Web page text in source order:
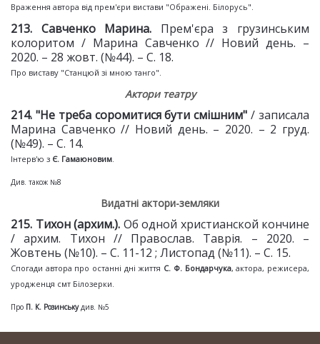
Враження автора від прем'єри вистави "Ображені. Білорусь".
213. Савченко Марина. Прем'єра з грузинським
колоритом / Марина Савченко // Новий день. –
2020. – 28 жовт. (№44). – С. 18.
Про виставу "Станцюй зі мною танго".
Актори театру
214. "Не треба соромитися бути смішним"/ записала
Марина Савченко // Новий день. – 2020. – 2 груд.
(№49). – С. 14.
Інтерв'ю з Є. Гамаюновим.
Див. також №8
Видатні актори-земляки
215. Тихон (архим.). Об одной христианской кончине
/ архим. Тихон // Православ. Таврія. – 2020. –
Жовтень (№10). – С. 11-12 ; Листопад (№11). – С. 15.
Спогади автора про останні дні життя С. Ф. Бондарчука, актора, режисера,
уродженця смт Білозерки.
Про П. К. Розинськудив. №5